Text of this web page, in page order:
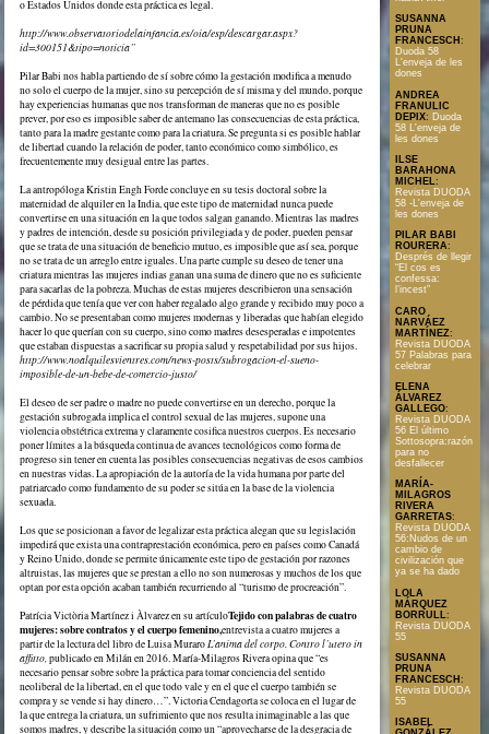
o Estados Unidos donde esta práctica es legal.
http://www.observatoriodelainfancia.es/oia/esp/descargar.aspx?
id=300151&tipo=noticia”
Pilar Babi nos habla partiendo de sí sobre cómo la gestación modifica a menudo
no solo el cuerpo de la mujer, sino su percepción de sí misma y del mundo, porque
hay experiencias humanas que nos transforman de maneras que no es posible
prever, por eso es imposible saber de antemano las consecuencias de esta práctica,
tanto para la madre gestante como para la criatura. Se pregunta si es posible hablar
de libertad cuando la relación de poder, tanto económico como simbólico, es
frecuentemente muy desigual entre las partes.
La antropóloga Kristin Engh Forde concluye en su tesis doctoral sobre la
maternidad de alquiler en la India, que este tipo de maternidad nunca puede
convertirse en una situación en la que todos salgan ganando. Mientras las madres
y padres de intención, desde su posición privilegiada y de poder, pueden pensar
que se trata de una situación de beneficio mutuo, es imposible que así sea, porque
no se trata de un arreglo entre iguales. Una parte cumple su deseo de tener una
criatura mientras las mujeres indias ganan una suma de dinero que no es suficiente
para sacarlas de la pobreza. Muchas de estas mujeres describieron una sensación
de pérdida que tenía que ver con haber regalado algo grande y recibido muy poco a
cambio. No se presentaban como mujeres modernas y liberadas que habían elegido
hacer lo que querían con su cuerpo, sino como madres desesperadas e impotentes
que estaban dispuestas a sacrificar su propia salud y respetabilidad por sus hijos.
http://www.noalquilesvientres.com/news-posts/subrogacion-el-sueno-
imposible-de-un-bebe-de-comercio-justo/
El deseo de ser padre o madre no puede convertirse en un derecho, porque la
gestación subrogada implica el control sexual de las mujeres, supone una
violencia obstétrica extrema y claramente cosifica nuestros cuerpos. Es necesario
poner límites a la búsqueda continua de avances tecnológicos como forma de
progreso sin tener en cuenta las posibles consecuencias negativas de esos cambios
en nuestras vidas. La apropiación de la autoría de la vida humana por parte del
patriarcado como fundamento de su poder se sitúa en la base de la violencia
sexuada.
Los que se posicionan a favor de legalizar esta práctica alegan que su legislación
impedirá que exista una contraprestación económica, pero en países como Canadá
y Reino Unido, donde se permite únicamente este tipo de gestación por razones
altruistas, las mujeres que se prestan a ello no son numerosas y muchos de los que
optan por esta opción acaban también recurriendo al “turismo de procreación”.
Patrícia Victòria Martínez i Àlvarez en su artículoTejido con palabras de cuatro
mujeres: sobre contratos y el cuerpo femenino,entrevista a cuatro mujeres a
partir de la lectura del libro de Luisa MuraroL’anima del corpo. Contro l’utero in
affitto,publicado en Milán en 2016. María-Milagros Rivera opina que “es
necesario pensar sobre sobre la práctica para tomar conciencia del sentido
neoliberal de la libertad, en el que todo vale y en el que el cuerpo también se
compra y se vende si hay dinero…”. Victoria Cendagorta se coloca en el lugar de
la que entrega la criatura, un sufrimiento que nos resulta inimaginable a las que
somos madres, y describe la situación como un “aprovecharse de la desgracia de
SUSANNA
PRUNA
FRANCESCH :
Duoda 58
L'enveja de les
dones
ANDREA
FRANULIC
DEPIX: Duoda
58 L'enveja de
les dones
ILSE
BARAHONA
MICHEL:
Revista DUODA
58 -L'enveja de
les dones
PILAR BABI
ROURERA:
Després de llegir
“El cos es
confessa:
l’incest”
CARO
NARVÁEZ
MARTÍNEZ:
Revista DUODA
57 Palabras para
celebrar
ELENA
ÁLVAREZ
GALLEGO:
Revista DUODA
56 El último
Sottosopra:razón
para no
desfallecer
MARÍA-
MILAGROS
RIVERA
GARRETAS:
Revista DUODA
56:Nudos de un
cambio de
civilización que
ya se ha dado
LOLA
MÁRQUEZ
BORRULL :
Revista DUODA
55
SUSANNA
PRUNA
FRANCESCH :
Revista DUODA
55
ISABEL